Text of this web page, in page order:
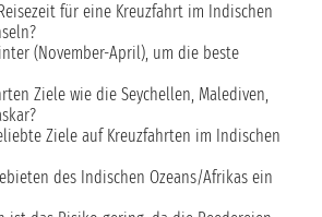
für eine Kreuzfahrt im Indischen
(November-April), um die beste
Ziele wie die Seychellen, Malediven,
Ziele auf Kreuzfahrten im Indischen
des Indischen Ozeans/Afrikas ein